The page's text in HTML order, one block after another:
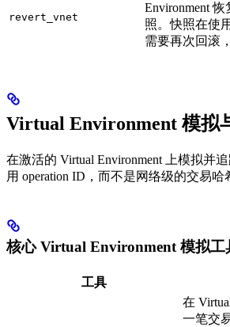
revert_vnet
Environment
照。快照在使
需要再次回滚
Virtual Environment 模拟
在激活的 Virtual Environment 上模拟并
用 operation ID，而不是网络级的交易哈
核心 Virtual Environment 模拟工
工具
在
一笔交